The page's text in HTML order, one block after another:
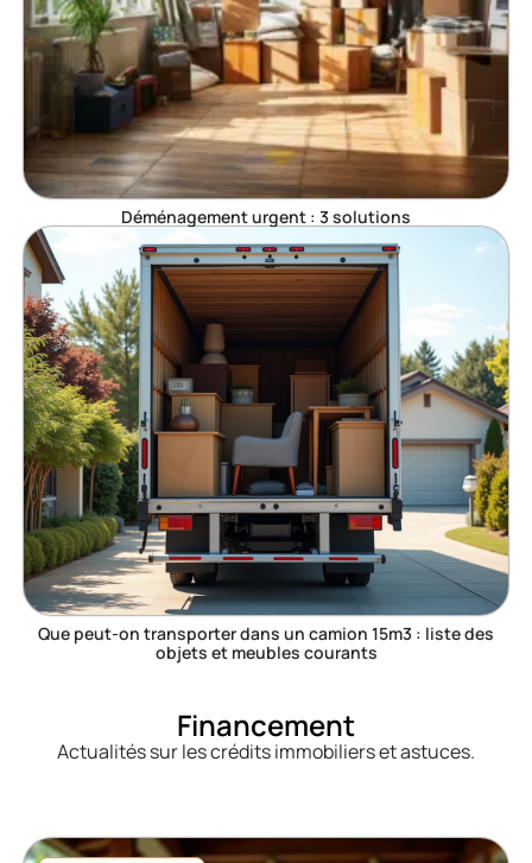
Déménagement urgent : 3 solutions
Que peut-on transporter dans un camion 15m3 : liste des
objets et meubles courants
Financement
Actualités sur les crédits immobiliers et astuces.